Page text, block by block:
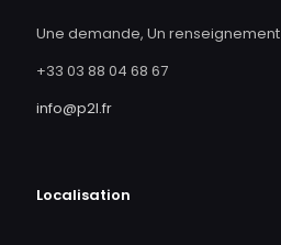
Une demande, Un renseignement
+33 03 88 04 68 67
info@p2l.fr
Localisation